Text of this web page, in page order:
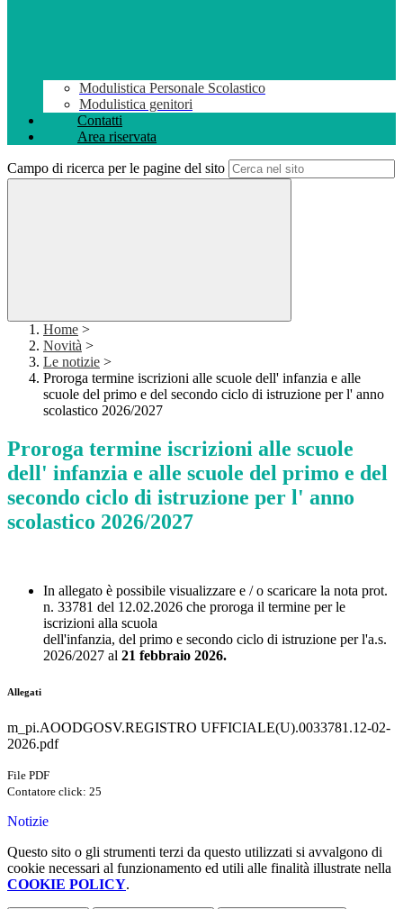
Modulistica Personale Scolastico
Modulistica genitori
Contatti
Area riservata
Campo di ricerca per le pagine del sito
Home >
Novità >
Le notizie >
Proroga termine iscrizioni alle scuole dell' infanzia e alle
scuole del primo e del secondo ciclo di istruzione per l' anno
scolastico 2026/2027
Proroga termine iscrizioni alle scuole
dell' infanzia e alle scuole del primo e del
secondo ciclo di istruzione per l' anno
scolastico 2026/2027
In allegato è possibile visualizzare e / o scaricare la nota prot.
n. 33781 del 12.02.2026 che proroga il termine per le
iscrizioni alla scuola
dell'infanzia, del primo e secondo ciclo di istruzione per l'a.s.
2026/2027 al 21 febbraio 2026.
Allegati
m_pi.AOODGOSV.REGISTRO UFFICIALE(U).0033781.12-02-
2026.pdf
File PDF
Contatore click: 25
Notizie
Questo sito o gli strumenti terzi da questo utilizzati si avvalgono di
cookie necessari al funzionamento ed utili alle finalità illustrate nella
COOKIE POLICY.